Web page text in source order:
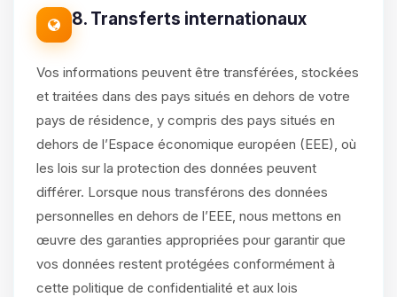
8. Transferts internationaux
Vos informations peuvent être transférées, stockées
et traitées dans des pays situés en dehors de votre
pays de résidence, y compris des pays situés en
dehors de l’Espace économique européen (EEE), où
les lois sur la protection des données peuvent
différer. Lorsque nous transférons des données
personnelles en dehors de l’EEE, nous mettons en
œuvre des garanties appropriées pour garantir que
vos données restent protégées conformément à
cette politique de confidentialité et aux lois